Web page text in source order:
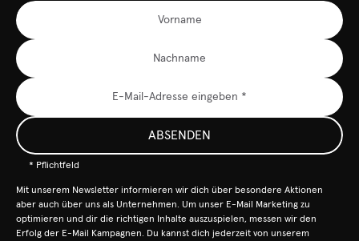
ABSENDEN
* Pflichtfeld
Mit unserem Newsletter informieren wir dich über besondere Aktionen
aber auch über uns als Unternehmen. Um unser E-Mail Marketing zu
optimieren und dir die richtigen Inhalte auszuspielen, messen wir den
Erfolg der E-Mail Kampagnen. Du kannst dich jederzeit von unserem